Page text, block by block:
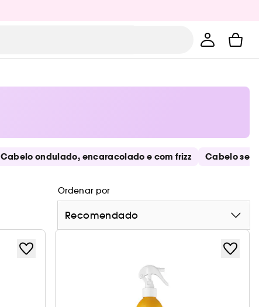
Cabelo ondulado, encaracolado e com frizz Cabelo
Ordenar por
Recomendado